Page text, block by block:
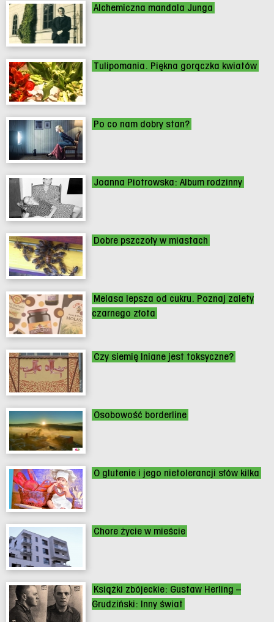
Alchemiczna mandala Junga
Tulipomania. Piękna gorączka kwiatów
Po co nam dobry stan?
Joanna Piotrowska: Album rodzinny
Dobre pszczoły w miastach
Melasa lepsza od cukru. Poznaj zalety
czarnego złota
Czy siemię lniane jest toksyczne?
Osobowość borderline
O glutenie i jego nietolerancji słów kilka
Chore życie w mieście
Książki zbójeckie: Gustaw Herling –
Grudziński: Inny świat